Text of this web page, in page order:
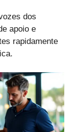
dos
apoio e
rapidamente